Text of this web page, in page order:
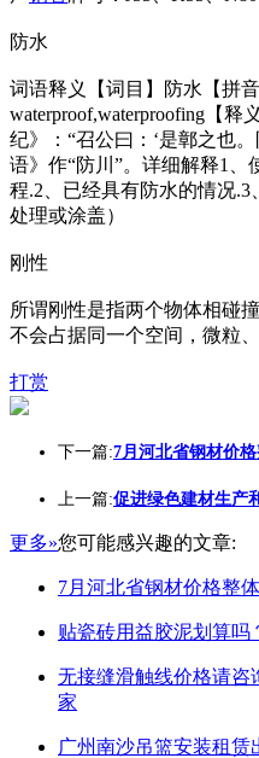
防水
词语释义【词目】防水【拼音
waterproof,waterproofing【释
纪》：“召公曰：‘是鄣之也
语》作“防川”。详细解释1、
程.2、已经具有防水的情况
处理或涂盖）
刚性
所谓刚性是指两个物体相碰
不会占据同一个空间，微粒
打赏
下一篇:7月河北省钢材价
上一篇:促进绿色建材生产
更多»您可能感兴趣的文章:
7月河北省钢材价格整
贴瓷砖用益胶泥划算吗
无接缝滑触线价格请咨
家
广州南沙吊篮安装租赁